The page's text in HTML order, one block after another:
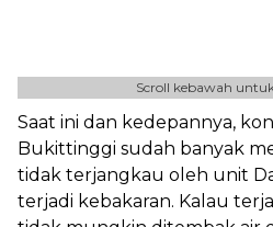
Scroll kebawah
Saat ini dan kedepannya,
Bukittinggi sudah banyak
tidak terjangkau oleh unit
terjadi kebakaran. Kalau